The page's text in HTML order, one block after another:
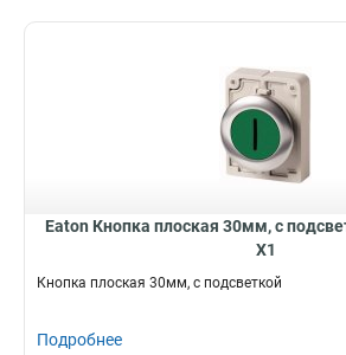
Eaton Кнопка плоская 30мм, с
X1
Кнопка плоская 30мм, с подсветкой
Подробнее